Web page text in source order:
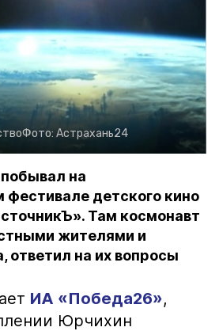
Фото: Астрахань24
на
детского кино
Там космонавт
жителями и
ответил на их вопросы
ИА «Победа26»,
Юрчихин